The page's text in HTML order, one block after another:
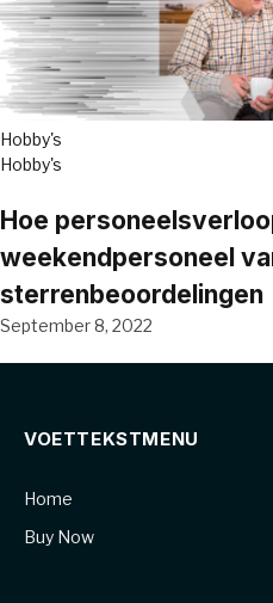
Hobby's
Hobby's
Hoe
weekendpersoneel
sterrenbeoordelingen
September 8, 2022
VOETTEKSTMENU
Home
Buy Now